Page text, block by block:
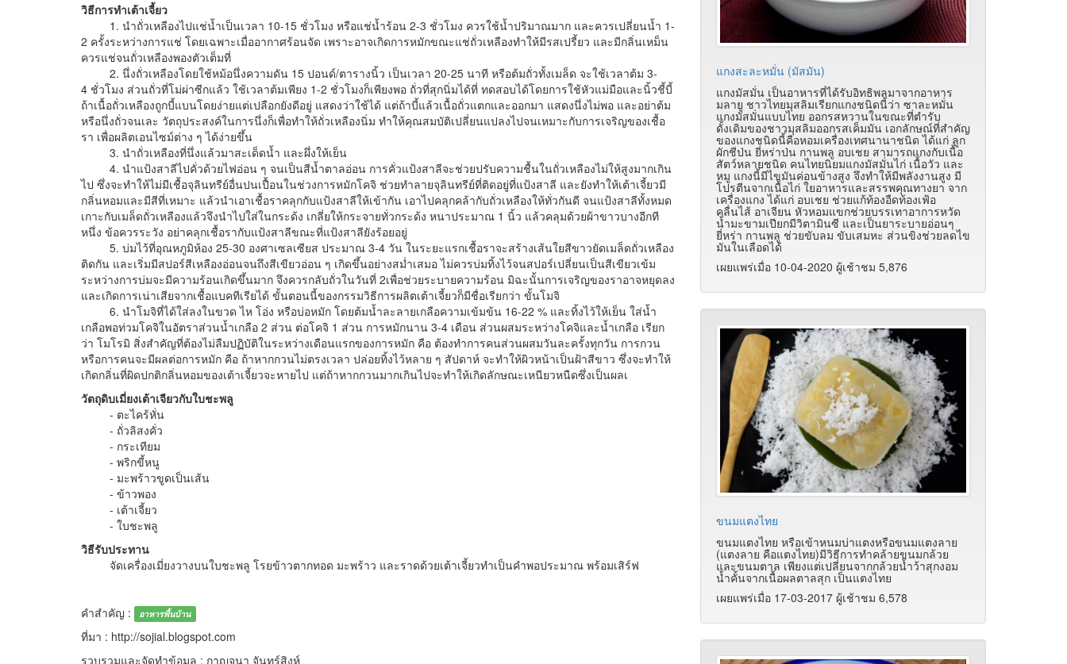
วิธีการทำเต้าเจี้ยว
1. นำถั่วเหลืองไปแช่น้ำเป็นเวลา 10-15 ชั่วโมง หรือแช่น้ำร้อน 2-3 ชั่วโมง ควรใช้น้ำปริมาณมาก และควรเปลี่ยนน้ำ 1-
2 ครั้งระหว่างการแช่ โดยเฉพาะเมื่ออากาศร้อนจัด เพราะอาจเกิดการหมักขณะแช่ถั่วเหลืองทำให้มีรสเปรี้ยว และมีกลิ่นเหม็น
ควรแช่จนถั่วเหลืองพองตัวเต็มที่
2. นึ่งถั่วเหลืองโดยใช้หม้อนึ่งความดัน 15 ปอนด์/ตารางนิ้ว เป็นเวลา 20-25 นาที หรือต้มถั่วทั้งเมล็ด จะใช้เวลาต้ม 3-
4 ชั่วโมง ส่วนถั่วที่โม่ผ่าซีกแล้ว ใช้เวลาต้มเพียง 1-2 ชั่วโมงก็เพียงพอ ถั่วที่สุกนิ่มได้ที่ ทดสอบได้โดยการใช้หัวแม่มือและนิ้วชี้บี้
ถ้าเนื้อถั่วเหลืองถูกบี้แบนโดยง่ายแต่เปลือกยังดีอยู่ แสดงว่าใช้ได้ แต่ถ้าบี้แล้วเนื้อถั่วแตกและออกมา แสดงนึ่งไม่พอ และอย่าต้ม
หรือนึ่งถั่วจนเละ วัตถุประสงค์ในการนึ่งก็เพื่อทำให้ถั่วเหลืองนิ่ม ทำให้คุณสมบัติเปลี่ยนแปลงไปจนเหมาะกับการเจริญของเชื้อ
รา เพื่อผลิตเอนไซม์ต่าง ๆ ได้ง่ายขึ้น
3. นำถั่วเหลืองที่นึ่งแล้วมาสะเด็ดน้ำ และผึ่งให้เย็น
4. นำแป้งสาลีไปคั่วด้วยไฟอ่อน ๆ จนเป็นสีน้ำตาลอ่อน การคั่วแป้งสาลีจะช่วยปรับความชื้นในถั่วเหลืองไม่ให้สูงมากเกิน
ไป ซึ่งจะทำให้ไม่มีเชื้อจุลินทรีย์อื่นปนเปื้อนในช่วงการหมักโคจิ ช่วยทำลายจุลินทรีย์ที่ติดอยู่ที่แป้งสาลี และยังทำให้เต้าเจี้ยวมี
กลิ่นหอมและมีสีที่เหมาะ แล้วนำเอาเชื้อราคลุกกับแป้งสาลีให้เข้ากัน เอาไปคลุกคล้ากับถั่วเหลืองให้ทั่วกันดี จนแป้งสาลีทั้งหมด
เกาะกับเมล็ดถั่วเหลืองแล้วจึงนำไปใส่ในกระด้ง เกลี่ยให้กระจายทั่วกระด้ง หนาประมาณ 1 นิ้ว แล้วคลุมด้วยผ้าขาวบางอีกที
หนึ่ง ข้อควรระวัง อย่าคลุกเชื้อรากับแป้งสาลีขณะที่แป้งสาลียังร้อยอยู่
5. บ่มไว้ที่อุณหภูมิห้อง 25-30 องศาเซลเซียส ประมาณ 3-4 วัน ในระยะแรกเชื้อราจะสร้างเส้นใยสีขาวยัดเมล็ดถั่วเหลือง
ติดกัน และเริ่มมีสปอร์สีเหลืองอ่อนจนถึงสีเขียวอ่อน ๆ เกิดขึ้นอย่างสม่ำเสมอ ไม่ควรบ่มทิ้งไว้จนสปอร์เปลี่ยนเป็นสีเขียวเข้ม
ระหว่างการบ่มจะมีความร้อนเกิดขึ้นมาก จึงควรกลับถั่วในวันที่ 2เพื่อช่วยระบายความร้อน มิฉะนั้นการเจริญของราอาจหยุดลง
และเกิดการเน่าเสียจากเชื้อแบคทีเรียได้ ขั้นตอนนี้ของกรรมวิธีการผลิตเต้าเจี้ยวก็มีชื่อเรียกว่า ขั้นโมจิ
6. นำโมจิที่ได้ใส่ลงในขวด ไห โอ่ง หรือบ่อหมัก โดยต้มน้ำละลายเกลือความเข้มข้น 16-22 % และทิ้งไว้ให้เย็น ใส่น้ำ
เกลือพอท่วมโคจิในอัตราส่วนน้ำเกลือ 2 ส่วน ต่อโคจิ 1 ส่วน การหมักนาน 3-4 เดือน ส่วนผสมระหว่างโคจิและน้ำเกลือ เรียก
ว่า โมโรมิ สิ่งสำคัญที่ต้องไม่ลืมปฏิบัติในระหว่างเดือนแรกของการหมัก คือ ต้องทำการคนส่วนผสมวันละครั้งทุกวัน การกวน
หรือการคนจะมีผลต่อการหมัก คือ ถ้าหากกวนไม่ตรงเวลา ปล่อยทิ้งไว้หลาย ๆ สัปดาห์ จะทำให้ผิวหน้าเป็นฝ้าสีขาว ซึ่งจะทำให้
เกิดกลิ่นที่ผิดปกติกลิ่นหอมของเต้าเจี้ยวจะหายไป แต่ถ้าหากกวนมากเกินไปจะทำให้เกิดลักษณะเหนียวหนืดซึ่งเป็นผลเ
วัตถุดิบเมี่ยงเต้าเจียวกับใบชะพลู
- ตะไคร้หั่น
- ถั่วลิสงคั่ว
- กระเทียม
- พริกขี้หนู
- มะพร้าวขูดเป็นเส้น
- ข้าวพอง
- เต้าเจี้ยว
- ใบชะพลู
วิธีรับประทาน
จัดเครื่องเมี่ยงวางบนใบชะพลู โรยข้าวตากทอด มะพร้าว และราดด้วยเต้าเจี้ยวทำเป็นคำพอประมาณ พร้อมเสิร์ฟ
คำสำคัญ : อาหารพื้นบ้าน
ที่มา : http://sojial.blogspot.com
รวบรวมและจัดทำข้อมูล : กาญจนา จันทร์สิงห์
แกงสะละหมั่น (มัสมัน)
แกงมัสมั่น เป็นอาหารที่ได้รับอิทธิพลมาจากอาหาร
มลายู ชาวไทยมุสลิมเรียกแกงชนิดนี้ว่า ซาละหมั่น
แกงมัสมั่นแบบไทย ออกรสหวานในขณะที่ตำรับ
ดั้งเดิมของชาวมุสลิมออกรสเค็มมัน เอกลักษณ์ที่สำคัญ
ของแกงชนิดนี้คือหอมเครื่องเทศนานาชนิด ได้แก่ ลูก
ผักชีป่น ยี่หร่าป่น กานพลู อบเชย สามารถแกงกับเนื้อ
สัตว์หลายชนิด คนไทยนิยมแกงมัสมั่นไก่ เนื้อวัว และ
หมู แกงนี้มีไขมันค่อนข้างสูง จึงทำให้มีพลังงานสูง มี
โปรตีนจากเนื้อไก่ ใยอาหารและสรรพคุณทางยา จาก
เครื่องแกง ได้แก่ อบเชย ช่วยแก้ท้องอืดท้องเฟ้อ
คลื่นไส้ อาเจียน หัวหอมแขกช่วยบรรเทาอาการหวัด
น้ำมะขามเปียกมีวิตามินซี และเป็นยาระบายอ่อนๆ
ยี่หร่า กานพลู ช่วยขับลม ขับเสมหะ ส่วนขิงช่วยลดไข
มันในเลือดได้
เผยแพร่เมื่อ 10-04-2020 ผู้เช้าชม 5,876
ขนมแตงไทย
ขนมแตงไทย หรือเข้าหนมบ่าแตงหรือขนมแตงลาย
(แตงลาย คือแตงไทย)มีวิธีการทำคล้ายขนมกล้วย
และขนมตาล เพียงแต่เปลี่ยนจากกล้วยน้ำว้าสุกงอม
น้ำคั้นจากเนื้อผลตาลสุก เป็นแตงไทย
เผยแพร่เมื่อ 17-03-2017 ผู้เช้าชม 6,578